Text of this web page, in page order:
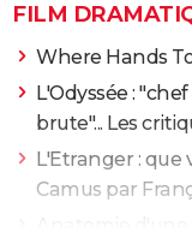
FILM
Where Hands
L'Odyssée :
brute"... Les
L'Etranger :
Camus par